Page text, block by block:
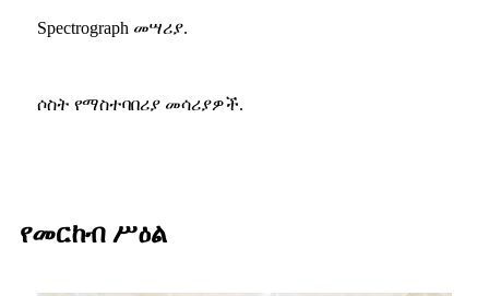
Spectrograph መሣሪያ.
ሶስት የማስተባበሪያ መሳሪያዎች.
የመርከብ ሥዕል